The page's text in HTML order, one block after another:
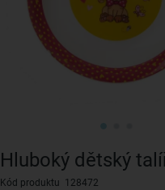
Hluboký dětský
Kód produktu 128472